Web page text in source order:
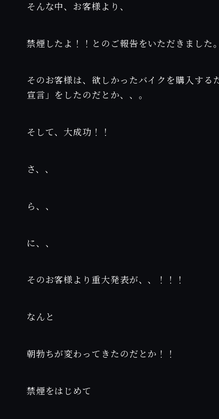
そんな中、お客様より、
禁煙したよ！！とのご報告をいただきました。
そのお客様は、欲しかったバイクを購入す
宣言」をしたのだとか、、。
そして、大成功！！
さ、、
ら、、
に、、
そのお客様より重大発表が、、！！！
なんと
朝勃ちが変わってきたのだとか！！
禁煙をはじめて